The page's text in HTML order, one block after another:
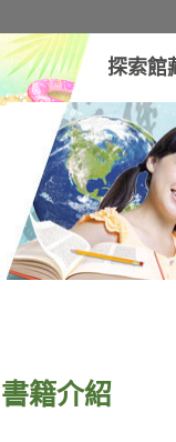
探索館
書籍介紹